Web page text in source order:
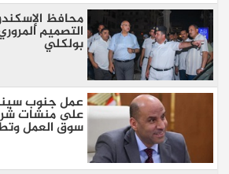
محافظ
التصميم
بولكلي
عمل جنوب
على منشات
سوق العمل